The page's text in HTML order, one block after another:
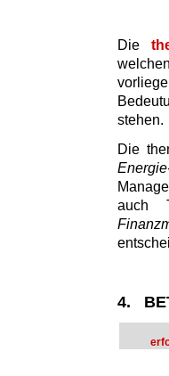
Die
stehen.
Die
auch
4.